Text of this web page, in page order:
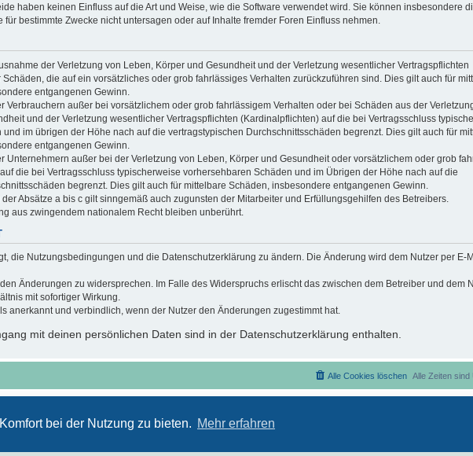
bei der Nutzung zu bieten. Mehr erfahren
haben keinen Einfluss auf die Art und Weise, wie die Software verwendet wird. Sie können insbesondere
für bestimmte Zwecke nicht untersagen oder auf Inhalte fremder Foren Einfluss nehmen.
der Verletzung von Leben, Körper und Gesundheit und der Verletzung wesentlicher Vertragspflichten
die auf ein vorsätzliches oder grob fahrlässiges Verhalten zurückzuführen sind. Dies gilt auch für
entgangenen Gewinn.
Verbrauchern außer bei vorsätzlichem oder grob fahrlässigem Verhalten oder bei Schäden aus der
und der Verletzung wesentlicher Vertragspflichten (Kardinalpflichten) auf die bei Vertragsschluss
im übrigen der Höhe nach auf die vertragstypischen Durchschnittsschäden begrenzt. Dies gilt auch für
entgangenen Gewinn.
Unternehmern außer bei der Verletzung von Leben, Körper und Gesundheit oder vorsätzlichem oder grob
die bei Vertragsschluss typischerweise vorhersehbaren Schäden und im Übrigen der Höhe nach auf die
begrenzt. Dies gilt auch für mittelbare Schäden, insbesondere entgangenen Gewinn.
Absätze a bis c gilt sinngemäß auch zugunsten der Mitarbeiter und Erfüllungsgehilfen des Betreibers.
aus zwingendem nationalem Recht bleiben unberührt.
die Nutzungsbedingungen und die Datenschutzerklärung zu ändern. Die Änderung wird dem Nutzer per E-
Änderungen zu widersprechen. Im Falle des Widerspruchs erlischt das zwischen dem Betreiber und dem
mit sofortiger Wirkung.
anerkannt und verbindlich, wenn der Nutzer den Änderungen zugestimmt hat.
mit deinen persönlichen Daten sind in der Datenschutzerklärung enthalten.
Alle Zeiten sind
Alle Cookies löschen
Powered by phpBB® Forum Software © phpBB Limited
Deutsche Übersetzung durchphpBB.de